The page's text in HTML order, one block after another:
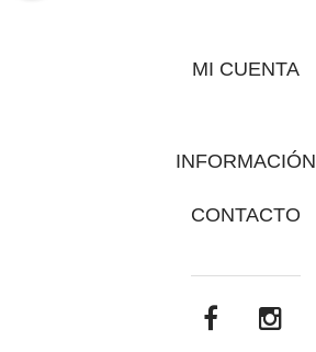
MI CUENTA
INFORMACIÓN
CONTACTO